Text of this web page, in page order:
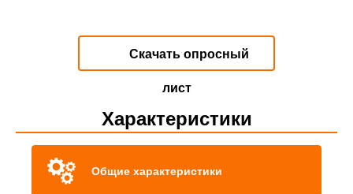
Скачать опросный
лист
Характеристики
Общие характеристики